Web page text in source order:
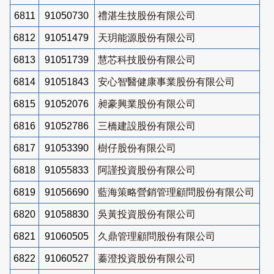
6811 91050730 禮湛生技股份有限公司
6812 91051479 天玥能源股份有限公司
6813 91051739 慧芯科技股份有限公司
6814 91051843 安心智醫健康事業股份有限公司
6815 91052076 昶豪興業股份有限公司
6816 91052786 三橋建設股份有限公司
6817 91053390 樹仔股份有限公司
6818 91055833 阿謹投資股份有限公司
6819 91056690 藍海策略營銷管理顧問股份有限公司
6820 91058830 吳黃投資股份有限公司
6821 91060505 久鼎管理顧問股份有限公司
6822 91060527 蓁澄投資股份有限公司